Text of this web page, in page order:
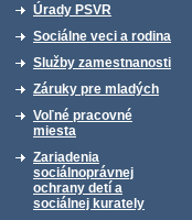
Úrady PSVR
Sociálne veci a rodina
Služby zamestnanosti
Záruky pre mladých
Voľné pracovné
miesta
Zariadenia
sociálnoprávnej
ochrany detí a
sociálnej kurately